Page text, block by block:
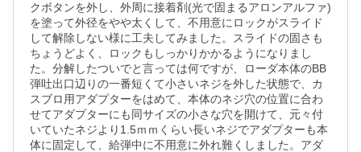
クボタンを外し、外周に接着剤(光で固まるアロンアルファ)
を塗って外径をやや太くして、不用意にロックがスライド
して解除しない様に工夫してみました。スライドの固さも
ちょうどよく、ロックもしっかりかかるようになりまし
た。分解したついでと言っては何ですが、ローダ本体のBB
弾吐出口辺りの一番短くて小さいネジを外した状態で、カ
スブロ用アダプターをはめて、本体のネジ穴の位置に合わ
せてアダプターにも同サイズの小さな穴を開けて、元々付
いていたネジより1.5ｍｍくらい長いネジでアダプターも本
体に固定して、給弾中に不用意に外れ難くしました。アダ